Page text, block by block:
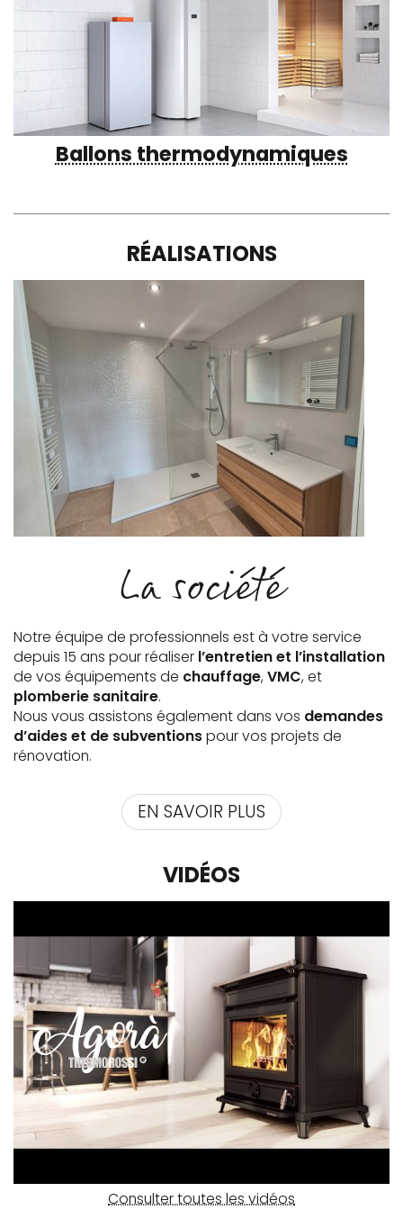
Ballons thermodynamiques
RÉALISATIONS
La société
Notre équipe de professionnels est à votre service
depuis 15 ans pour réaliser l’entretien et l’installation
de vos équipements de chauffage, VMC, et
plomberie sanitaire.
Nous vous assistons également dans vos demandes
d’aides et de subventions pour vos projets de
rénovation.
EN SAVOIR PLUS
VIDÉOS
Consulter toutes les vidéos